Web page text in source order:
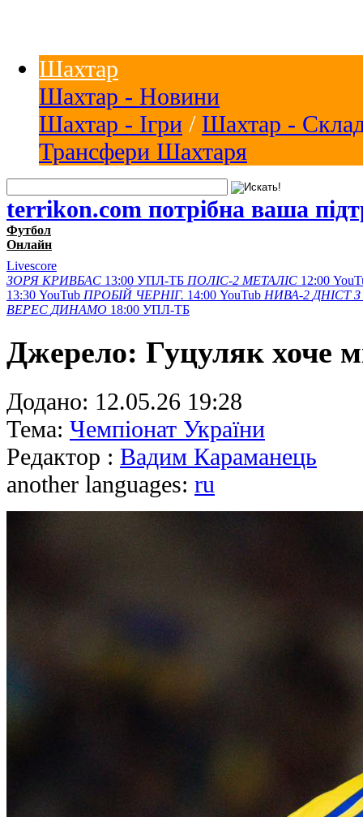
Шахтар
Шахтар - Новини
Шахтар - Ігри / Шахтар -
Трансфери Шахтаря
terrikon.com потрібна ваша
Футбол
Онлайн
Livescore
ЗОРЯ КРИВБАС 13:00 УПЛ-ТБ ПОЛІС-2 МЕТАЛІС 12:00
13:30 YouTub ПРОБІЙ ЧЕРНІГ. 14:00 YouTub НИВА-2 ДНІСТ З
ВЕРЕС ДИНАМО 18:00 УПЛ-ТБ
Джерело: Гуцуляк хоче
Додано: 12.05.26 19:28
Тема: Чемпіонат України
Редактор : Вадим Караманець
another languages: ru